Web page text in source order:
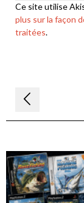
Ce site utilise
plus sur la façon
traitées.
de